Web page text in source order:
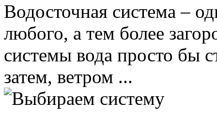
Водосточная система –
любого, а тем более
системы вода просто бы
затем, ветром ...